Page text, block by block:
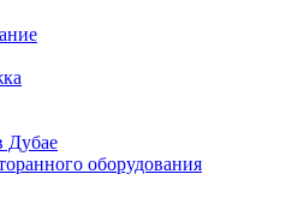
Дубае
оборудования